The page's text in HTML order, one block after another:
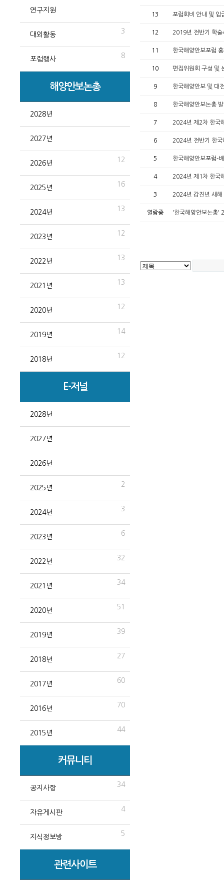
연구지원
대외활동 3
포럼행사 8
해양안보논총
2028년
2027년
2026년 12
2025년 16
2024년 13
2023년 12
2022년 13
2021년 13
2020년 12
2019년 14
2018년 12
E-저널
2028년
2027년
2026년
2025년 2
2024년 3
2023년 6
2022년 32
2021년 34
2020년 51
2019년 39
2018년 27
2017년 60
2016년 70
2015년 44
커뮤니티
공지사항 34
자유게시판 4
지식정보방 5
관련사이트
13 포럼회비 안내 및 입
12 2019년 전반기 학
11 한국해양안보포럼
10 편집위원회 구성 및
9 한국해양안보 및 대
8 한국해양안보논총
7 2024년 제2차 한국
6 2024년 전반기 한
5 한국해양안보포럼-
4 2024년 제1차 한국
3 2024년 갑진년 새
열람중 '한국해양안보논총'